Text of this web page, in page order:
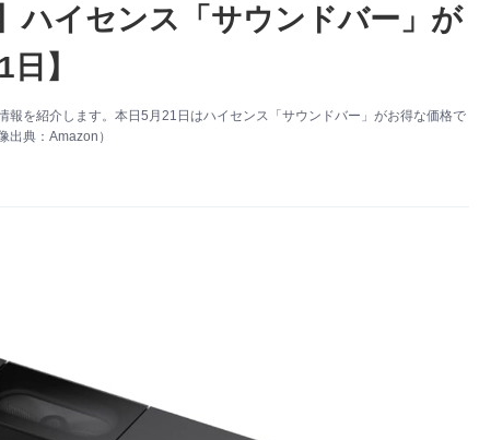
ハイセンス「サウンドバー」が
】
を紹介します。本日5月21日はハイセンス「サウンドバー」がお得な価格で
出典：Amazon）